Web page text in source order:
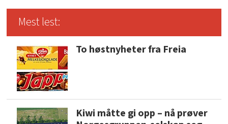
Mest lest:
To høstnyheter fra Freia
Kiwi måtte gi opp – nå prøver